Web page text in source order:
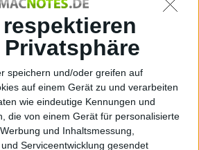
Privatsphäre
speichern und/oder greifen auf
auf einem Gerät zu und verarbeiten
wie eindeutige Kennungen und
die von einem Gerät für personalisierte
und Inhaltsmessung,
Serviceentwicklung gesendet